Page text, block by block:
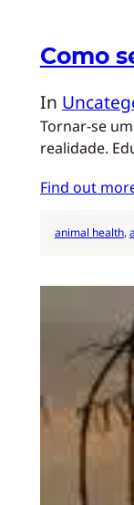
Como
In
Tornar-se
realidade.
Find out
animal health,